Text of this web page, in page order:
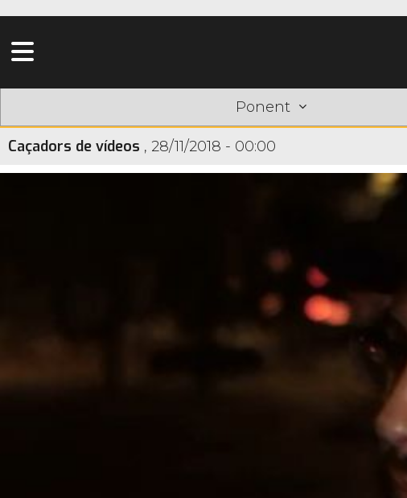
Ponent
Caçadors de vídeos , 28/11/2018 - 00:00